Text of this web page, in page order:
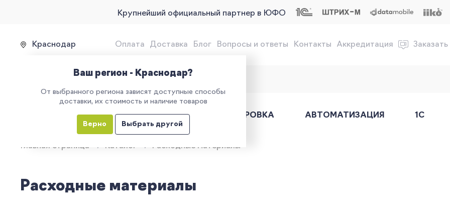
Крупнейший официальный партнер в ЮФО
Краснодар Оплата Доставка Блог Вопросы и ответы Контакты Аккредитация Заказать
Продажа, подключение и обслуживание онлайн-касс
УСЛУГИ ЕГАИС МАРКИРОВКА АВТОМАТИЗАЦИЯ 1С
Главная страница Каталог Расходные материалы
Расходные материалы
Ваш регион - Краснодар?
От выбранного региона зависят доступные способы
доставки, их стоимость и наличие товаров
Верно Выбрать другой